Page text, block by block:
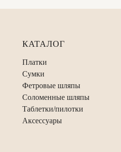
КАТАЛОГ
Платки
Сумки
Фетровые шляпы
Соломенные шляпы
Таблетки/пилотки
Аксессуары